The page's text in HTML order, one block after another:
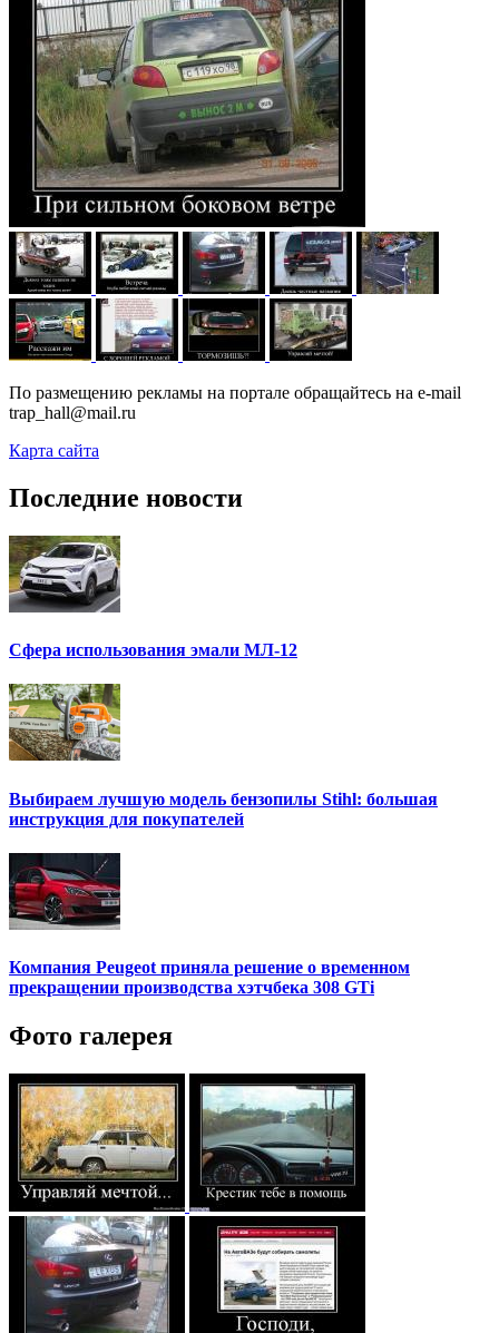
По размещению рекламы на портале обращайтесь на e-mail
trap_hall@mail.ru
Карта сайта
Последние новости
Сфера использования эмали МЛ-12
Выбираем лучшую модель бензопилы Stihl: большая
инструкция для покупателей
Компания Peugeot приняла решение о временном
прекращении производства хэтчбека 308 GTi
Фото галерея